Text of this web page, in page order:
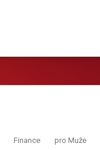
Finance pro Muže